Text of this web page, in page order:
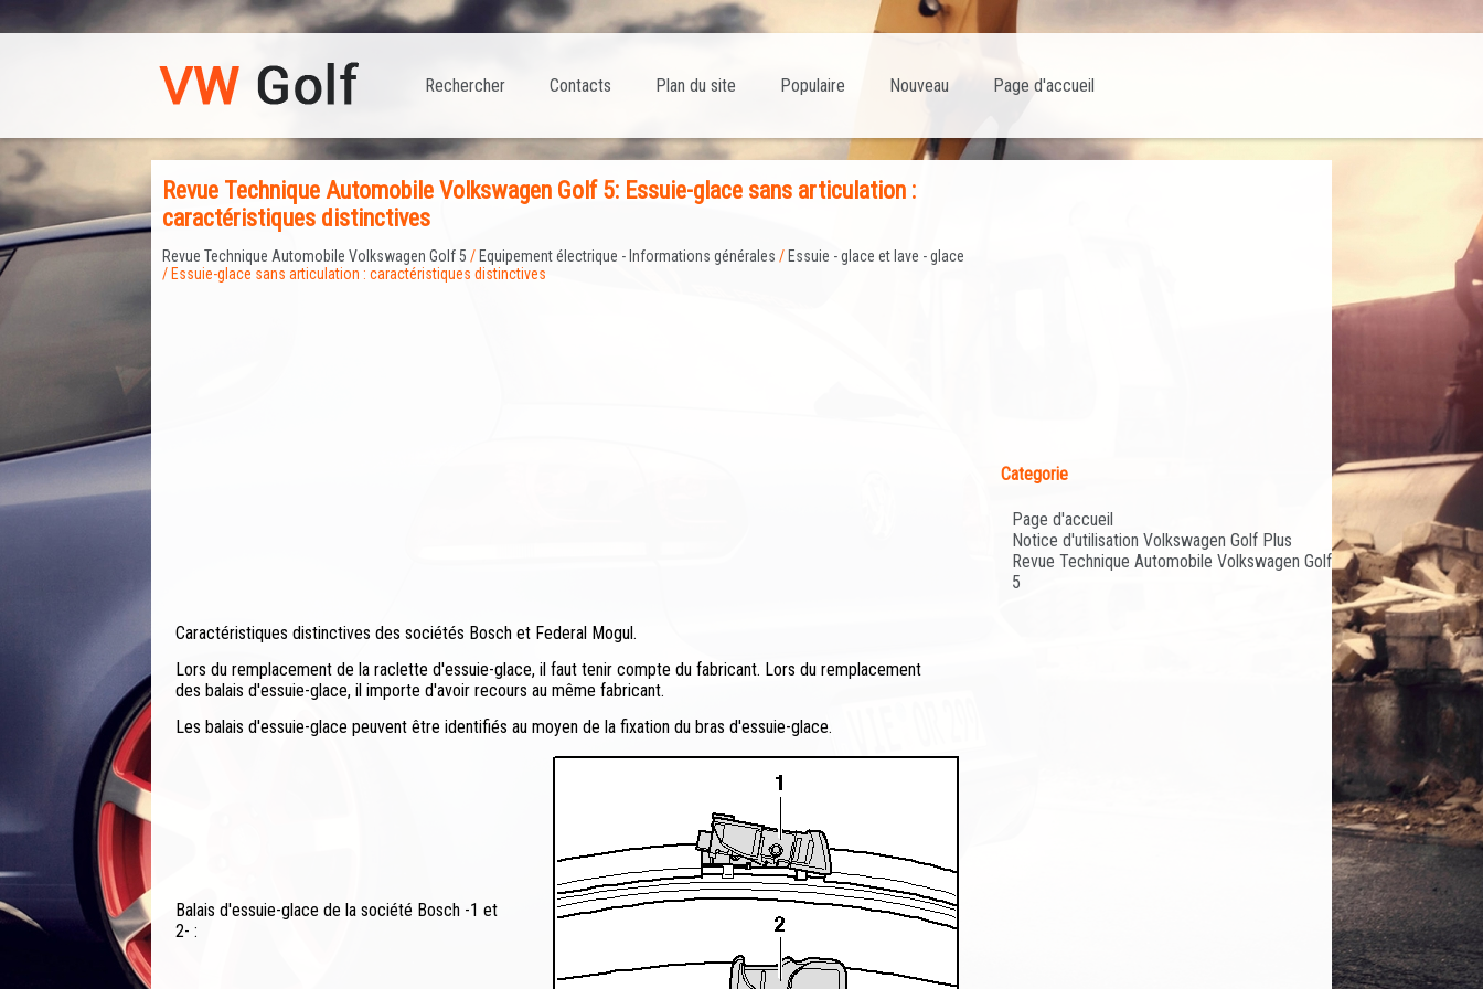
Page d'accueil
Nouveau
Populaire
Plan du site
Contacts
Rechercher
Revue Technique Automobile Volkswagen Golf 5: Essuie-glace sans articulation :
caractéristiques distinctives
Revue Technique Automobile Volkswagen Golf 5 / Equipement électrique - Informations générales / Essuie - glace et lave - glace
/ Essuie-glace sans articulation : caractéristiques distinctives
Caractéristiques distinctives des sociétés Bosch et Federal Mogul.
Lors du remplacement de la raclette d'essuie-glace, il faut tenir compte du fabricant. Lors du remplacement
des balais d'essuie-glace, il importe d'avoir recours au même fabricant.
Les balais d'essuie-glace peuvent être identifiés au moyen de la fixation du bras d'essuie-glace.
Balais d'essuie-glace de la société Bosch -1 et
2- :
Categorie
Page d'accueil
Notice d'utilisation Volkswagen Golf Plus
Revue Technique Automobile Volkswagen Golf
5